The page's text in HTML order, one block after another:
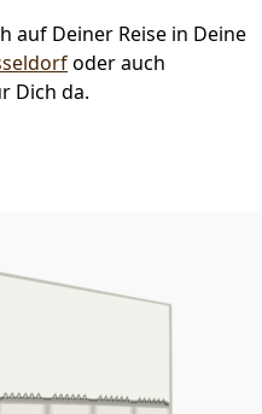
auf Deiner Reise in Deine
oder auch
Dich da.